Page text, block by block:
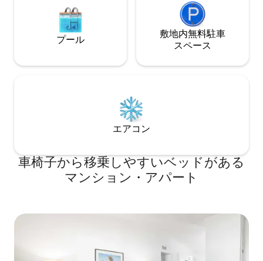
そして外のパティオには広々とした集ま
りのスペースがあります。 カップル＆シ
ングル、この宿泊先は、より多くの人が
イズです。4人でもとても簡単に寝ること
ができます。 最大6名様まで宿泊可能で
いる場合はメッセージを送ってくださ
ジョージア州ロズウェルから数分。サン
ラッグスホワイトウォーターから2マイ
ル。ケネソー州立大学キャンパスとライ
フ大学の両方に近い。i75から0.5マイル。
アトランタから8マイル。 Lyft/Uberで空
ートロックコードを使って、玄関と裏口
にアクセスできます。 ご滞在中はプライ
用いただけます。共有スペースはありま
駅（ピーチツリー
ンアーツ）に近く
に到着します。市
クーター、電動自
あります。 お車
から外れた場所
ナーをお渡しし
た場合は、200ド
ます。
プール
敷地内無料駐⁠車
ス⁠ペ⁠ー⁠ス
エアコン
車椅子から移乗しやすいベッドがある
マンション・アパート